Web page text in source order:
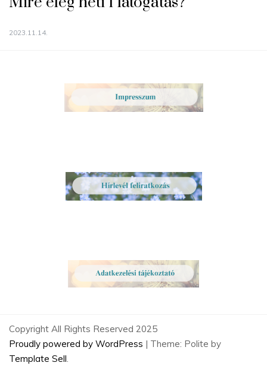
2023.11.14.
Copyright All Rights Reserved 2025
Proudly powered by WordPress | Theme: Polite by
Template Sell